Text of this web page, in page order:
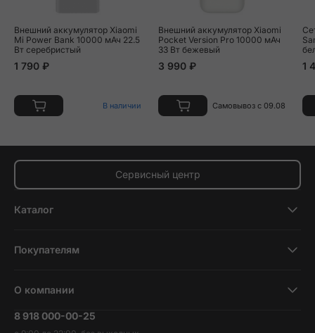
Внешний аккумулятор Xiaomi
Mi Power Bank 10000 мАч 22.5
Вт серебристый
1 790 ₽
В наличии
Внешний аккумулятор Xiaomi
Pocket Version Pro 10000 мАч
33 Вт бежевый
3 990 ₽
Самовывоз с 09.08
1
Сервисный центр
Каталог
Планшеты
Наушники и колонки
Покупателям
Трейд-ин
О компании
Вакансии
8 918 000-00-25